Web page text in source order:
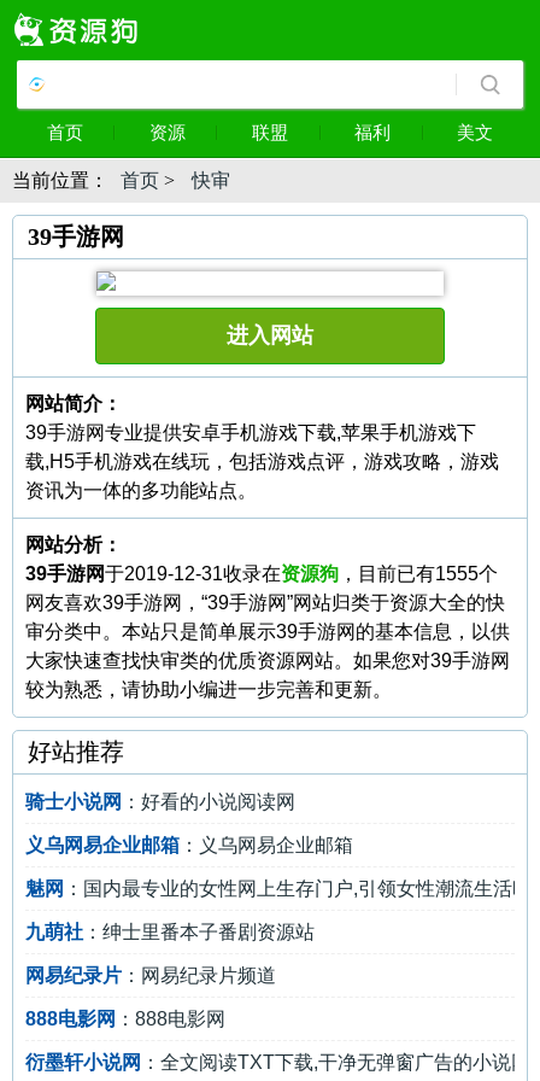
首页 资源 联盟 福利 美文
当前位置： 首页 > 快审
39手游网
进入网站
网站简介：
39手游网专业提供安卓手机游戏下载,苹果手机游戏下
载,H5手机游戏在线玩，包括游戏点评，游戏攻略，游戏
资讯为一体的多功能站点。
网站分析：
39手游网于2019-12-31收录在资源狗 ，目前已有1555个
网友喜欢39手游网，“39手游网”网站归类于资源大全的快
审分类中。本站只是简单展示39手游网的基本信息，以供
大家快速查找快审类的优质资源网站。如果您对39手游网
较为熟悉，请协助小编进一步完善和更新。
好站推荐
骑士小说网 ：好看的小说阅读网
义乌网易企业邮箱 ：义乌网易企业邮箱
魅网 ：国内最专业的女性网上生存门户,引领女性潮流生活时
九萌社 ：绅士里番本子番剧资源站
网易纪录片 ：网易纪录片频道
888电影网 ：888电影网
衍墨轩小说网 ：全文阅读TXT下载,干净无弹窗广告的小说网